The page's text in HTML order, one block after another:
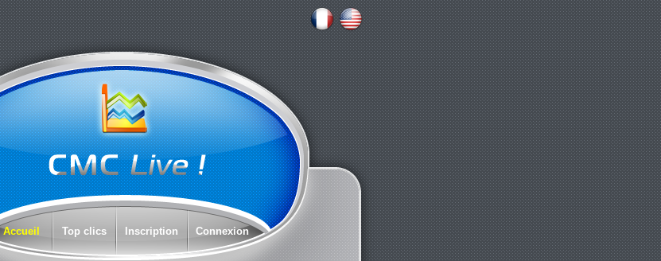
Accueil Top clics Inscription Connexion